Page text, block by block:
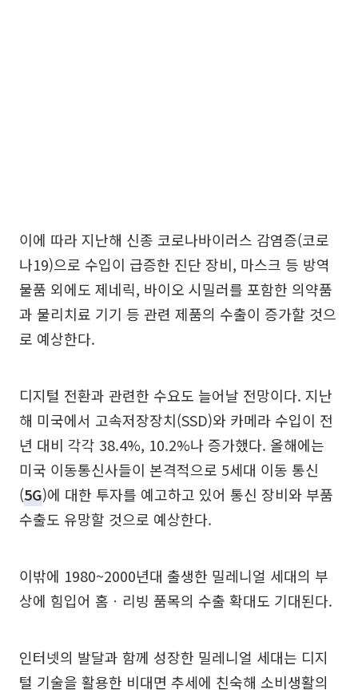
이에 따라 지난해 신종 코로나바이러스 감염증(코로
나19)으로 수입이 급증한 진단 장비, 마스크 등 방역
물품 외에도 제네릭, 바이오 시밀러를 포함한 의약품
과 물리치료 기기 등 관련 제품의 수출이 증가할 것으
로 예상한다.
디지털 전환과 관련한 수요도 늘어날 전망이다. 지난
해 미국에서 고속저장장치(SSD)와 카메라 수입이 전
년 대비 각각 38.4%, 10.2%나 증가했다. 올해에는
미국 이동통신사들이 본격적으로 5세대 이동 통신
(5G)에 대한 투자를 예고하고 있어 통신 장비와 부품
수출도 유망할 것으로 예상한다.
이밖에 1980~2000년대 출생한 밀레니얼 세대의 부
상에 힘입어 홈ㆍ리빙 품목의 수출 확대도 기대된다.
인터넷의 발달과 함께 성장한 밀레니얼 세대는 디지
털 기술을 활용한 비대면 추세에 친숙해 소비생활의